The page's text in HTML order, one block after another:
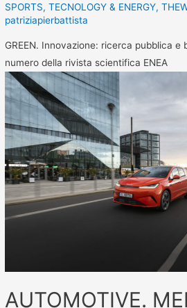
SPORTS,TECNOLOGY & ENERGY,
patriziapierbattista
GREEN. Innovazione: ricerca pubblica e
numero della rivista scientifica ENEA
AUTOMOTIVE.